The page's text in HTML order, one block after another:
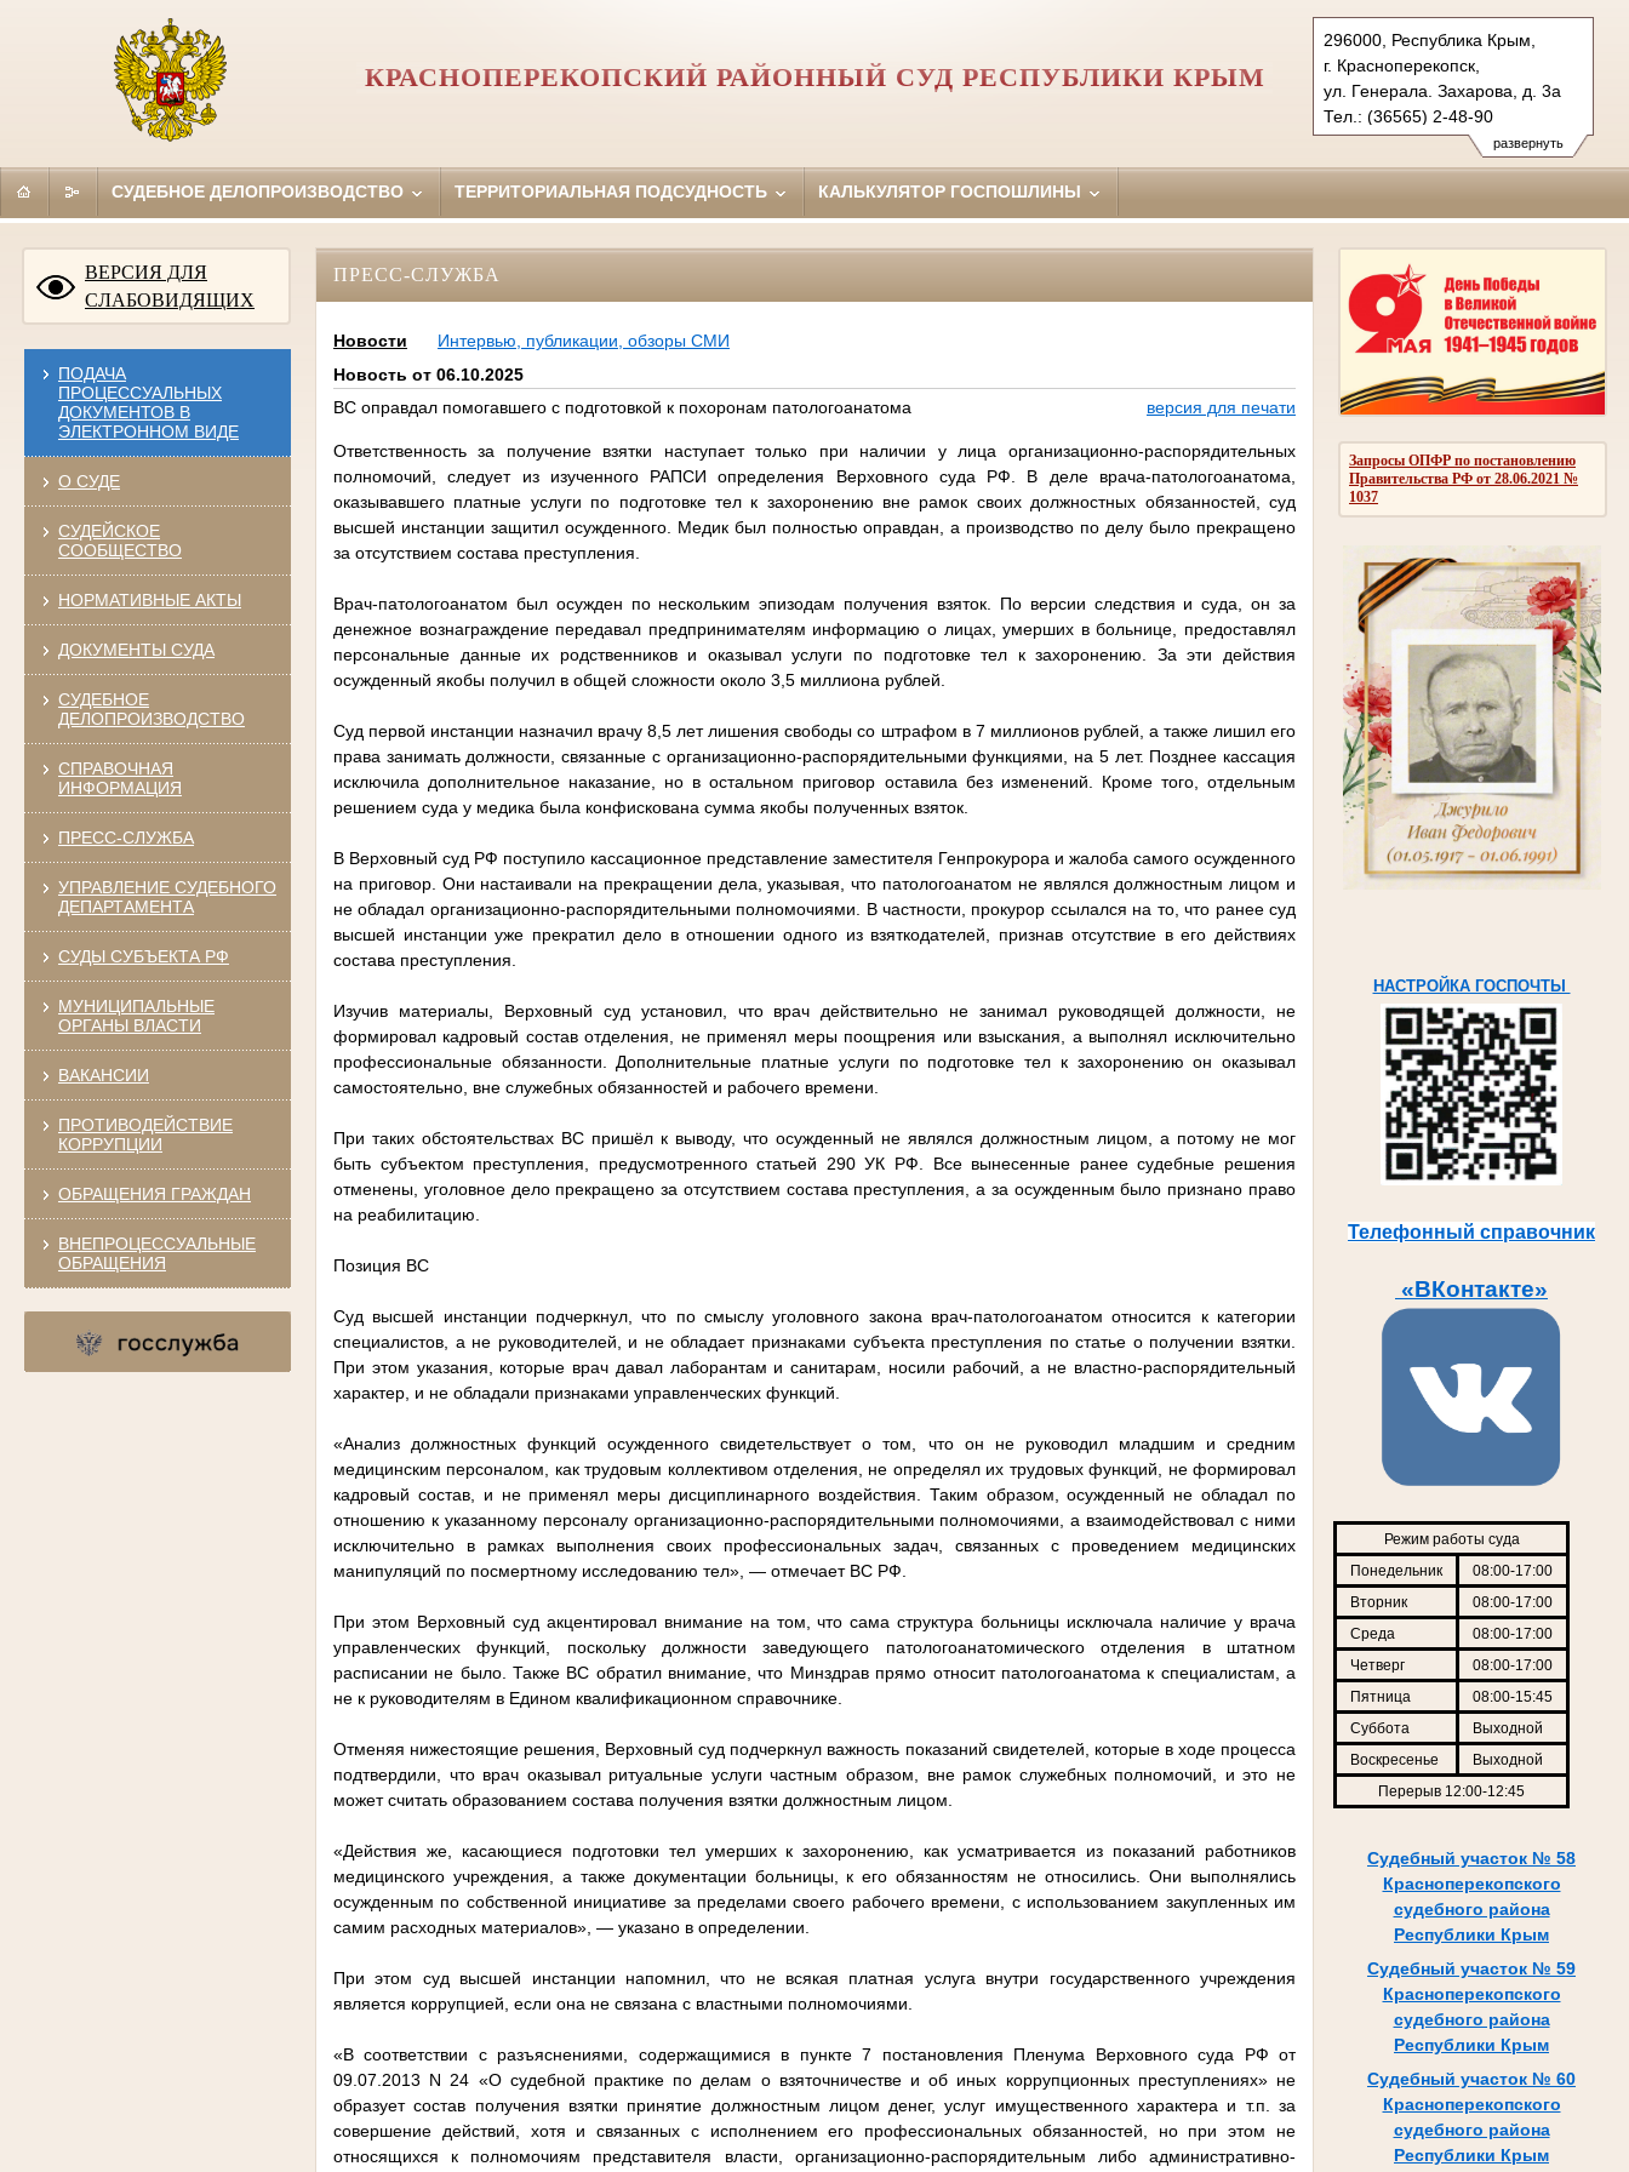
развернуть
296000, Республика Крым,
г. Красноперекопск,
ул. Генерала. Захарова, д. 3а
Тел.: (36565) 2-48-90
krasnoperekopskiy.krm@sudrf.ru
КРАСНОПЕРЕКОПСКИЙ РАЙОННЫЙ СУД РЕСПУБЛИКИ КРЫМ
СУДЕБНОЕ ДЕЛОПРОИЗВОДСТВО ТЕРРИТОРИАЛЬНАЯ ПОДСУДНОСТЬ КАЛЬКУЛЯТОР ГОСПОШЛИНЫ
ВЕРСИЯ ДЛЯ
СЛАБОВИДЯЩИХ
ПОДАЧА
ПРОЦЕССУАЛЬНЫХ
ДОКУМЕНТОВ В
ЭЛЕКТРОННОМ ВИДЕ
О СУДЕ
СУДЕЙСКОЕ
СООБЩЕСТВО
НОРМАТИВНЫЕ АКТЫ
ДОКУМЕНТЫ СУДА
СУДЕБНОЕ
ДЕЛОПРОИЗВОДСТВО
СПРАВОЧНАЯ
ИНФОРМАЦИЯ
ПРЕСС-СЛУЖБА
УПРАВЛЕНИЕ СУДЕБНОГО
ДЕПАРТАМЕНТА
СУДЫ СУБЪЕКТА РФ
МУНИЦИПАЛЬНЫЕ
ОРГАНЫ ВЛАСТИ
ВАКАНСИИ
ПРОТИВОДЕЙСТВИЕ
КОРРУПЦИИ
ОБРАЩЕНИЯ ГРАЖДАН
ВНЕПРОЦЕССУАЛЬНЫЕ
ОБРАЩЕНИЯ
Запросы ОПФР по постановлению
Правительства РФ от 28.06.2021 №
1037
НАСТРОЙКА ГОСПОЧТЫ
Телефонный справочник
«ВКонтакте»
Режим работы суда
Понедельник
08:00-17:00
Вторник
08:00-17:00
Среда
08:00-17:00
Четверг
08:00-17:00
Пятница
08:00-15:45
Суббота
Выходной
Воскресенье
Выходной
Перерыв 12:00-12:45
Судебный участок № 58
Красноперекопского
судебного района
Республики Крым
Судебный участок № 59
Красноперекопского
судебного района
Республики Крым
Судебный участок № 60
Красноперекопского
судебного района
Республики Крым
ПРЕСС-СЛУЖБА
Новости
Интервью, публикации, обзоры СМИ
Новость от 06.10.2025
ВС оправдал помогавшего с подготовкой к похоронам патологоанатома
версия для печати
Ответственность за получение взятки наступает только при наличии у лица организационно-распорядительных
полномочий, следует из изученного РАПСИ определения Верховного суда РФ. В деле врача-патологоанатома,
оказывавшего платные услуги по подготовке тел к захоронению вне рамок своих должностных обязанностей, суд
высшей инстанции защитил осужденного. Медик был полностью оправдан, а производство по делу было прекращено
за отсутствием состава преступления.
Врач-патологоанатом был осужден по нескольким эпизодам получения взяток. По версии следствия и суда, он за
денежное вознаграждение передавал предпринимателям информацию о лицах, умерших в больнице, предоставлял
персональные данные их родственников и оказывал услуги по подготовке тел к захоронению. За эти действия
осужденный якобы получил в общей сложности около 3,5 миллиона рублей.
Суд первой инстанции назначил врачу 8,5 лет лишения свободы со штрафом в 7 миллионов рублей, а также лишил его
права занимать должности, связанные с организационно-распорядительными функциями, на 5 лет. Позднее кассация
исключила дополнительное наказание, но в остальном приговор оставила без изменений. Кроме того, отдельным
решением суда у медика была конфискована сумма якобы полученных взяток.
В Верховный суд РФ поступило кассационное представление заместителя Генпрокурора и жалоба самого осужденного
на приговор. Они настаивали на прекращении дела, указывая, что патологоанатом не являлся должностным лицом и
не обладал организационно-распорядительными полномочиями. В частности, прокурор ссылался на то, что ранее суд
высшей инстанции уже прекратил дело в отношении одного из взяткодателей, признав отсутствие в его действиях
состава преступления.
Изучив материалы, Верховный суд установил, что врач действительно не занимал руководящей должности, не
формировал кадровый состав отделения, не применял меры поощрения или взыскания, а выполнял исключительно
профессиональные обязанности. Дополнительные платные услуги по подготовке тел к захоронению он оказывал
самостоятельно, вне служебных обязанностей и рабочего времени.
При таких обстоятельствах ВС пришёл к выводу, что осужденный не являлся должностным лицом, а потому не мог
быть субъектом преступления, предусмотренного статьей 290 УК РФ. Все вынесенные ранее судебные решения
отменены, уголовное дело прекращено за отсутствием состава преступления, а за осужденным было признано право
на реабилитацию.
Позиция ВС
Суд высшей инстанции подчеркнул, что по смыслу уголовного закона врач-патологоанатом относится к категории
специалистов, а не руководителей, и не обладает признаками субъекта преступления по статье о получении взятки.
При этом указания, которые врач давал лаборантам и санитарам, носили рабочий, а не властно-распорядительный
характер, и не обладали признаками управленческих функций.
«Анализ должностных функций осужденного свидетельствует о том, что он не руководил младшим и средним
медицинским персоналом, как трудовым коллективом отделения, не определял их трудовых функций, не формировал
кадровый состав, и не применял меры дисциплинарного воздействия. Таким образом, осужденный не обладал по
отношению к указанному персоналу организационно-распорядительными полномочиями, а взаимодействовал с ними
исключительно в рамках выполнения своих профессиональных задач, связанных с проведением медицинских
манипуляций по посмертному исследованию тел», — отмечает ВС РФ.
При этом Верховный суд акцентировал внимание на том, что сама структура больницы исключала наличие у врача
управленческих функций, поскольку должности заведующего патологоанатомического отделения в штатном
расписании не было. Также ВС обратил внимание, что Минздрав прямо относит патологоанатома к специалистам, а
не к руководителям в Едином квалификационном справочнике.
Отменяя нижестоящие решения, Верховный суд подчеркнул важность показаний свидетелей, которые в ходе процесса
подтвердили, что врач оказывал ритуальные услуги частным образом, вне рамок служебных полномочий, и это не
может считать образованием состава получения взятки должностным лицом.
«Действия же, касающиеся подготовки тел умерших к захоронению, как усматривается из показаний работников
медицинского учреждения, а также документации больницы, к его обязанностям не относились. Они выполнялись
осужденным по собственной инициативе за пределами своего рабочего времени, с использованием закупленных им
самим расходных материалов», — указано в определении.
При этом суд высшей инстанции напомнил, что не всякая платная услуга внутри государственного учреждения
является коррупцией, если она не связана с властными полномочиями.
«В соответствии с разъяснениями, содержащимися в пункте 7 постановления Пленума Верховного суда РФ от
09.07.2013 N 24 «О судебной практике по делам о взяточничестве и об иных коррупционных преступлениях» не
образует состав получения взятки принятие должностным лицом денег, услуг имущественного характера и т.п. за
совершение действий, хотя и связанных с исполнением его профессиональных обязанностей, но при этом не
относящихся к полномочиям представителя власти, организационно-распорядительным либо административно-